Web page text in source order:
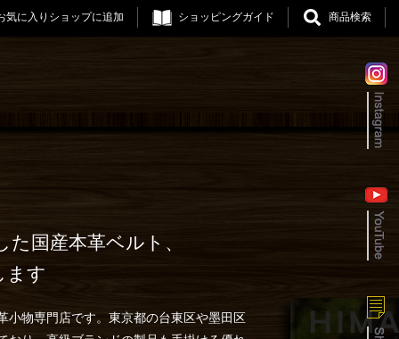
商品検索
ショッピングガイド
気に入りショップに追加
国産本革ベルト、
ます
小物専門店です。東京都の台東区や墨田区